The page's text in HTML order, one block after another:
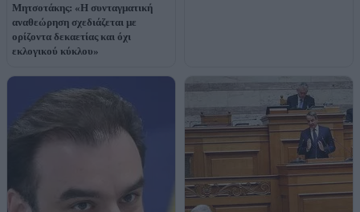
Μητσοτάκης: «Η συνταγματική
αναθεώρηση σχεδιάζεται με
ορίζοντα δεκαετίας και όχι
εκλογικού κύκλου»